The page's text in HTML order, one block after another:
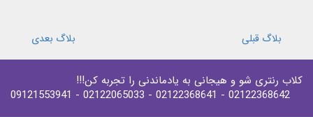
بلاگ بعدی بلاگ قبلی
کلاب رنتری شو و هیجانی به یادماندنی را تجربه کن!!!
02122368642
- 02122368641
- 02122065033
- 09121553941